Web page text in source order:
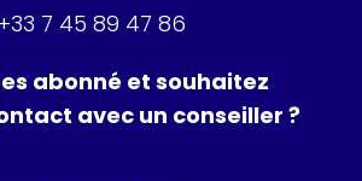
+33 7 45 89 47 86
abonné et souhaitez
avec un conseiller ?